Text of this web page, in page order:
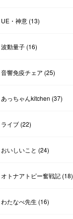
UE・神意(13)
波動量子(16)
音響免疫チェア (25)
あっちゃんkitchen (37)
ライブ(22)
おいしいこと (24)
オトナアトピー奮戦記(18)
わたなべ先生 (16)